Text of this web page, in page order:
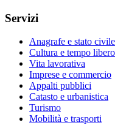
Servizi
Anagrafe e stato civile
Cultura e tempo libero
Vita lavorativa
Imprese e commercio
Appalti pubblici
Catasto e urbanistica
Turismo
Mobilità e trasporti